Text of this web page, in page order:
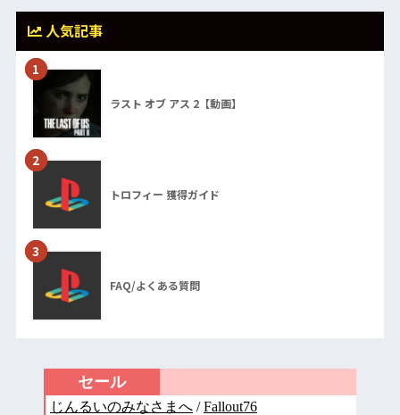
人気記事
1
ラスト オブ アス 2【動画】
2
トロフィー 獲得ガイド
3
FAQ/よくある質問